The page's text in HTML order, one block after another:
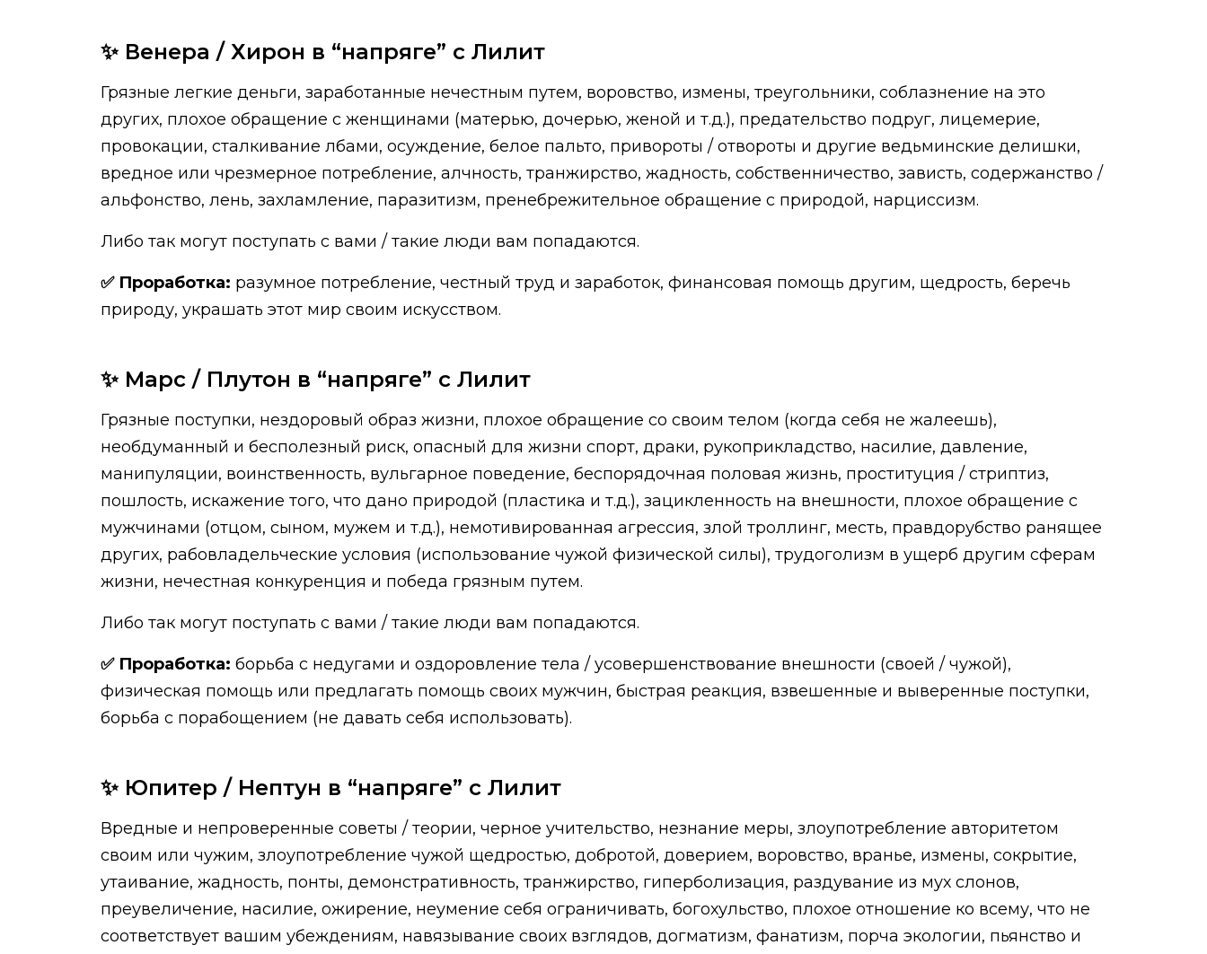
✨ Венера / Хирон в “напряге” с Лилит
Грязные легкие деньги, заработанные нечестным путем, воровство, измены, треугольники, соблазнение на это
других, плохое обращение с женщинами (матерью, дочерью, женой и т.д.), предательство подруг, лицемерие,
провокации, сталкивание лбами, осуждение, белое пальто, привороты / отвороты и другие ведьминские делишки,
вредное или чрезмерное потребление, алчность, транжирство, жадность, собственничество, зависть, содержанство /
альфонство, лень, захламление, паразитизм, пренебрежительное обращение с природой, нарциссизм.
Либо так могут поступать с вами / такие люди вам попадаются.
✅ Проработка: разумное потребление, честный труд и заработок, финансовая помощь другим, щедрость, беречь
природу, украшать этот мир своим искусством.
✨ Марс / Плутон в “напряге” с Лилит
Грязные поступки, нездоровый образ жизни, плохое обращение со своим телом (когда себя не жалеешь),
необдуманный и бесполезный риск, опасный для жизни спорт, драки, рукоприкладство, насилие, давление,
манипуляции, воинственность, вульгарное поведение, беспорядочная половая жизнь, проституция / стриптиз,
пошлость, искажение того, что дано природой (пластика и т.д.), зацикленность на внешности, плохое обращение с
мужчинами (отцом, сыном, мужем и т.д.), немотивированная агрессия, злой троллинг, месть, правдорубство ранящее
других, рабовладельческие условия (использование чужой физической силы), трудоголизм в ущерб другим сферам
жизни, нечестная конкуренция и победа грязным путем.
Либо так могут поступать с вами / такие люди вам попадаются.
✅ Проработка: борьба с недугами и оздоровление тела / усовершенствование внешности (своей / чужой),
физическая помощь или предлагать помощь своих мужчин, быстрая реакция, взвешенные и выверенные поступки,
борьба с порабощением (не давать себя использовать).
✨ Юпитер / Нептун в “напряге” с Лилит
Вредные и непроверенные советы / теории, черное учительство, незнание меры, злоупотребление авторитетом
своим или чужим, злоупотребление чужой щедростью, добротой, доверием, воровство, вранье, измены, сокрытие,
утаивание, жадность, понты, демонстративность, транжирство, гиперболизация, раздувание из мух слонов,
преувеличение, насилие, ожирение, неумение себя ограничивать, богохульство, плохое отношение ко всему, что не
соответствует вашим убеждениям, навязывание своих взглядов, догматизм, фанатизм, порча экологии, пьянство и